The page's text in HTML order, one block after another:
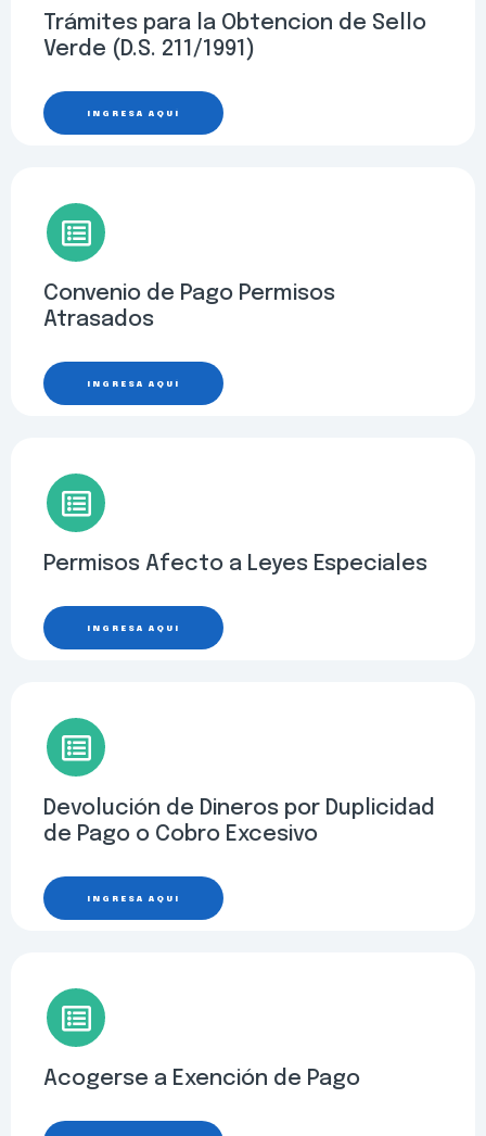
Trámites para la Obtencion de Sello
Verde (D.S. 211/1991)
INGRESA AQUÍ
Convenio de Pago Permisos
Atrasados
INGRESA AQUÍ
Permisos Afecto a Leyes Especiales
INGRESA AQUÍ
Devolución de Dineros por Duplicidad
de Pago o Cobro Excesivo
INGRESA AQUÍ
Acogerse a Exención de Pago